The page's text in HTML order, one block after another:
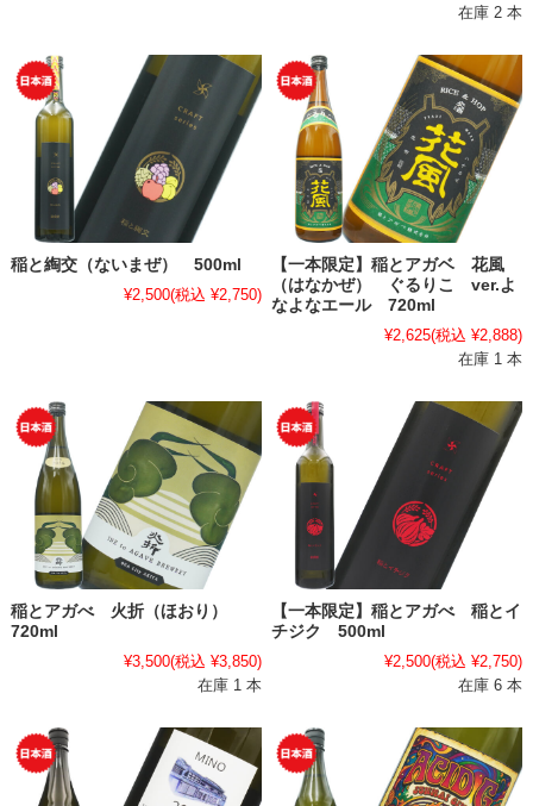
在庫 2 本
稲と綯交（ないまぜ） 500ml
¥2,500(税込 ¥2,750)
【一本限定】稲とアガベ 花風
（はなかぜ） ぐるりこ ver.よ
なよなエール 720ml
¥2,625(税込 ¥2,888)
在庫 1 本
稲とアガべ 火折（ほおり）
720ml
¥3,500(税込 ¥3,850)
在庫 1 本
【一本限定】稲とアガべ 稲とイ
チジク 500ml
¥2,500(税込 ¥2,750)
在庫 6 本